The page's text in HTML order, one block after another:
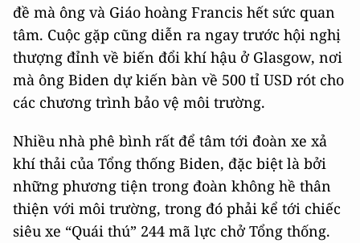
đề mà ông và Giáo hoàng Francis hết sức quan
tâm. Cuộc gặp cũng diễn ra ngay trước hội nghị
thượng đỉnh về biến đổi khí hậu ở Glasgow, nơi
mà ông Biden dự kiến bàn về 500 tỉ USD rót cho
các chương trình bảo vệ môi trường.
Nhiều nhà phê bình rất để tâm tới đoàn xe xả
khí thải của Tổng thống Biden, đặc biệt là bởi
những phương tiện trong đoàn không hề thân
thiện với môi trường, trong đó phải kể tới chiếc
siêu xe “Quái thú” 244 mã lực chở Tổng thống.